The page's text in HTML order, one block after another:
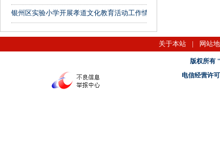
银州区实验小学开展孝道文化教育活动工作情况汇报
关于本站 网站
版权所有
电信经营许